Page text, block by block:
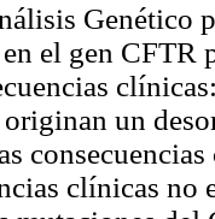
Genético
el gen CFTR
un
clínicas no